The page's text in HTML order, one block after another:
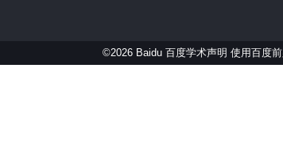
©2026 Baidu 百度学术声明 使用百度